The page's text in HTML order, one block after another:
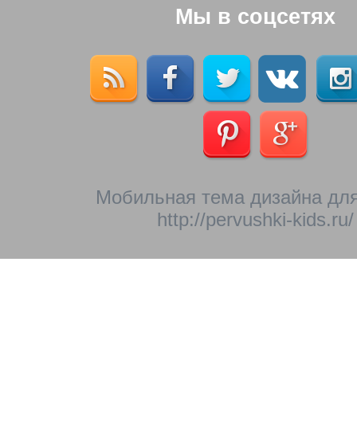
Мы в соцсетях
Мобильная тема дизайна
http://pervushki-kids.ru/